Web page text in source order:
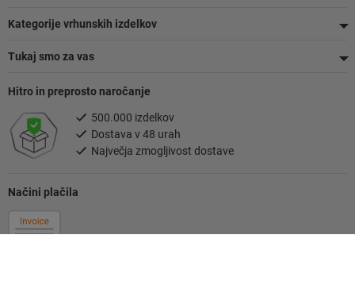
Kategorije vrhunskih izdelkov
Tukaj smo za vas
Načini plačila
Hitro in preprosto naročanje
500.000 izdelkov
Dostava v 48 urah
Največja zmogljivost dostave